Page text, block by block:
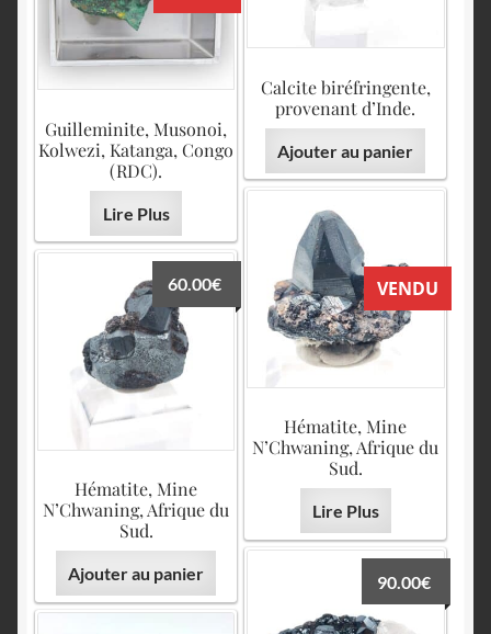
Calcite biréfringente,
provenant d’Inde.
Ajouter au panier
Guilleminite, Musonoi,
Kolwezi, Katanga, Congo
(RDC).
Lire Plus
VENDU
Hématite, Mine
N’Chwaning, Afrique du
Sud.
Lire Plus
Hématite, Mine
N’Chwaning, Afrique du
Sud.
60.00€
Ajouter au panier 90.00€